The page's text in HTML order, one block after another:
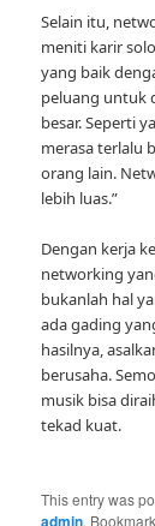
Selain itu,
meniti karir
yang baik
peluang untuk
besar. Seperti
merasa terlalu
orang lain.
lebih luas.”
Dengan kerja
networking
bukanlah hal
ada gading
hasilnya,
berusaha.
musik bisa
tekad kuat.
This entry was
admin.